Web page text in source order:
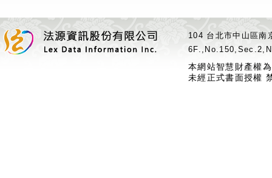
104 台北市中山區
本網站智慧財產權
未經正式書面授權